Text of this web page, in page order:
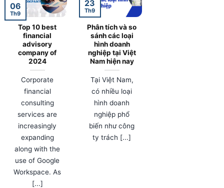
Top 10 best
financial
advisory
company of
2024
Corporate
financial
consulting
services are
increasingly
expanding
along with the
use of Google
Workspace. As
[...]
06
Th9
Phân tích và so
sánh các loại
hình doanh
nghiệp tại Việt
Nam hiện nay
Tại Việt Nam,
có nhiều loại
hình doanh
nghiệp phổ
biến như công
ty trách [...]
23
Th9